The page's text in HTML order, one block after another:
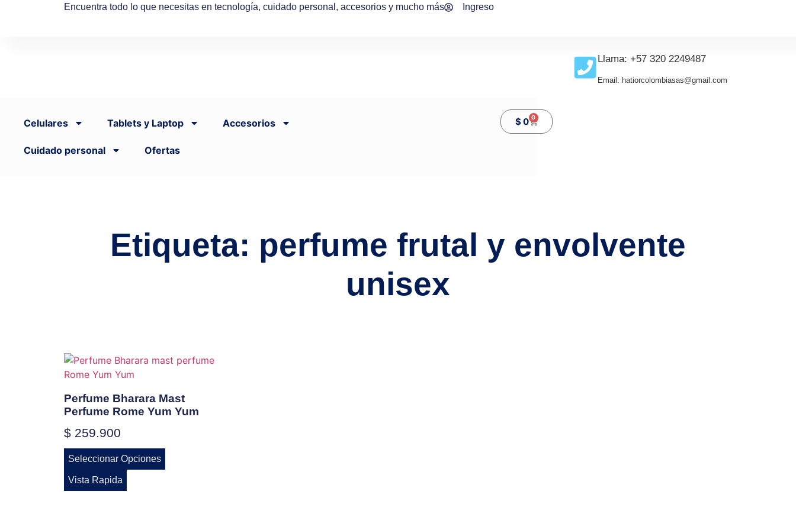
Encuentra todo lo que necesitas en tecnología, cuidado personal, accesorios y mucho más Ingreso
Llama: +57 320 2249487
Email: hatiorcolombiasas@gmail.com
Celulares Tablets y Laptop Accesorios
Cuidado personal Ofertas
$0 0
Etiqueta: perfume frutal y envolvente
unisex
Perfume Bharara Mast
Perfume Rome Yum Yum
$259.900
Seleccionar Opciones
Vista Rapida